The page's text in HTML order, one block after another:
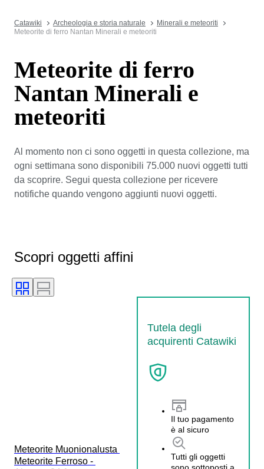
Catawiki Archeologia e storia naturale
Minerali e meteoriti
Meteorite di ferro Nantan Minerali e meteoriti
Meteorite di ferro
Nantan Minerali e
meteoriti
Al momento non ci sono oggetti in questa collezione, ma
ogni settimana sono disponibili 75.000 nuovi oggetti tutti
da scoprire. Segui questa collezione per ricevere
notifiche quando vengono aggiunti nuovi oggetti.
Scopri oggetti affini
Tutela degli
acquirenti Catawiki
Il tuo pagamento
è al sicuro
Tutti gli oggetti
Meteorite Muonionalusta
Meteorite Ferroso -